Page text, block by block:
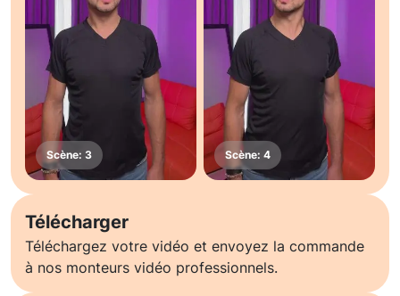
Télécharger
Téléchargez votre vidéo et envoyez la commande
à nos monteurs vidéo professionnels.